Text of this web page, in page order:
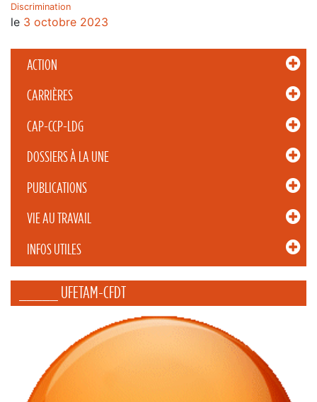
ACTION
CARRIÈRES
CAP-CCP-LDG
DOSSIERS À LA UNE
PUBLICATIONS
VIE AU TRAVAIL
INFOS UTILES
_____ UFETAM-CFDT
Discrimination
le 3 octobre 2023